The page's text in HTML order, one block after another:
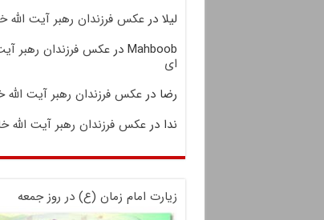
لیلا درعکس فرزندان رهبر آیت الله
Mahboob درعکس فرزندان رهبر
ای
رضا درعکس فرزندان رهبر آیت الله
ندا درعکس فرزندان رهبر آیت الله
زیارت امام زمان (ع) در روز جمعه